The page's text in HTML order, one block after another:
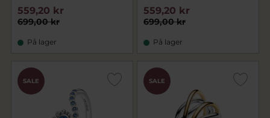
699,00 kr
559,20 kr
På lager
699,00 kr
559,20 kr
På lager
SALE SALE